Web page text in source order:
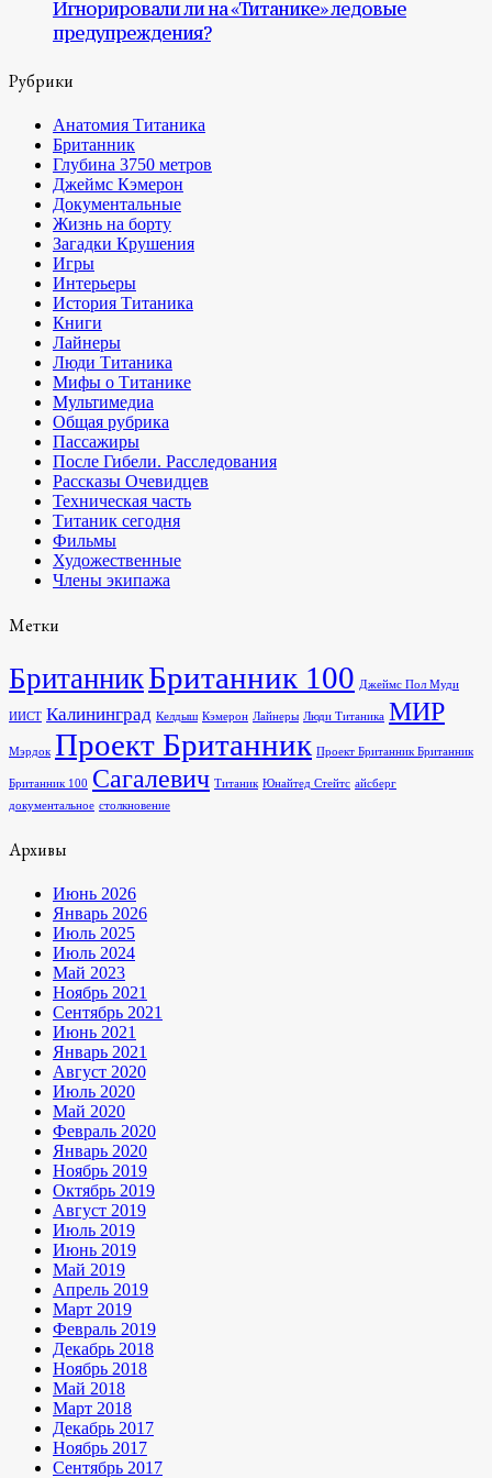
Игнорировали ли на «Титанике» ледовые
предупреждения?
Рубрики
Анатомия Титаника
Британник
Глубина 3750 метров
Джеймс Кэмерон
Документальные
Жизнь на борту
Загадки Крушения
Игры
Интерьеры
История Титаника
Книги
Лайнеры
Люди Титаника
Мифы о Титанике
Мультимедиа
Общая рубрика
Пассажиры
После Гибели. Расследования
Рассказы Очевидцев
Техническая часть
Титаник сегодня
Фильмы
Художественные
Члены экипажа
Метки
БританникБританник 100 Джеймс Пол Муди
ИИСТ Калининград Келдыш Кэмерон Лайнеры Люди Титаника МИР
Мэрдок Проект Британник Проект Британник Британник
Британник 100 Сагалевич Титаник Юнайтед Стейтс айсберг
документальное столкновение
Архивы
Июнь 2026
Январь 2026
Июль 2025
Июль 2024
Май 2023
Ноябрь 2021
Сентябрь 2021
Июнь 2021
Январь 2021
Август 2020
Июль 2020
Май 2020
Февраль 2020
Январь 2020
Ноябрь 2019
Октябрь 2019
Август 2019
Июль 2019
Июнь 2019
Май 2019
Апрель 2019
Март 2019
Февраль 2019
Декабрь 2018
Ноябрь 2018
Май 2018
Март 2018
Декабрь 2017
Ноябрь 2017
Сентябрь 2017